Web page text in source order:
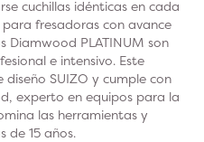
cuchillas idénticas en cada
fresadoras con avance
Diamwood PLATINUM son
e intensivo. Este
SUIZO y cumple con
experto en equipos para la
las herramientas y
de 15 años.